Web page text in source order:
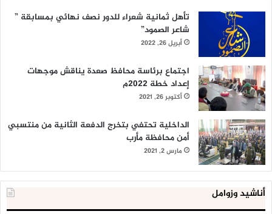
تأهل ثمانية شعراء للدور نصف نهائي بمسابقة ”
شاعر الصمود”
أبريل 26, 2022
اجتماع برئاسة محافظ صعدة يناقش موجهات
إعداد خطة 2022م
أكتوبر 26, 2021
الداخلية تحتفي بتخرج الدفعة الثانية من منتسبي
أمن محافظة مأرب
مارس 2, 2021
أناشيد وزوامل